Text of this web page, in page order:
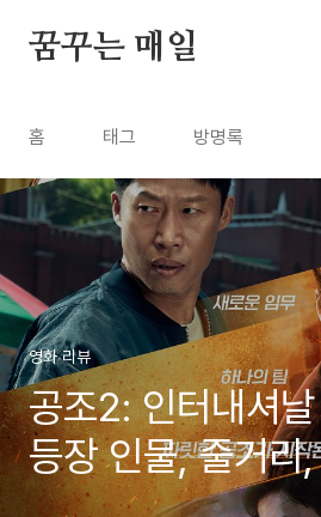
꿈꾸는 매일
홈 태그 방명록
영화 리뷰
공조2: 인터내셔
등장 인물, 줄거리,